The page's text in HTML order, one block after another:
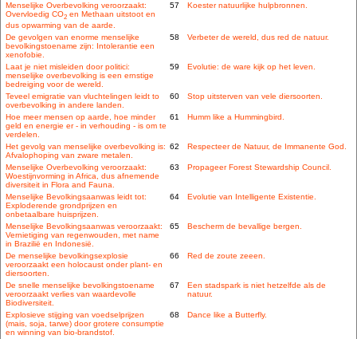
Menselijke Overbevolking veroorzaakt:
Overvloedig CO2 en Methaan uitstoot en
dus opwarming van de aarde.
57 Koester natuurlijke hulpbronnen.
De gevolgen van enorme menselijke
bevolkingstoename zijn: Intolerantie een
xenofobie.
58 Verbeter de wereld, dus red de natuur.
Laat je niet misleiden door politici:
menselijke overbevolking is een ernstige
bedreiging voor de wereld.
59 Evolutie: de ware kijk op het leven.
Teveel emigratie van vluchtelingen leidt to
overbevolking in andere landen.
60 Stop uitsterven van vele diersoorten.
Hoe meer mensen op aarde, hoe minder
geld en energie er - in verhouding - is om te
verdelen.
61 Humm like a Hummingbird.
Het gevolg van menselijke overbevolking is:
Afvalophoping van zware metalen.
62 Respecteer de Natuur, de Immanente God.
Menselijke Overbevolking veroorzaakt:
Woestijnvorming in Africa, dus afnemende
diversiteit in Flora and Fauna.
63 Propageer Forest Stewardship Council.
Menselijke Bevolkingsaanwas leidt tot:
Exploderende grondprijzen en
onbetaalbare huisprijzen.
64 Evolutie van Intelligente Existentie.
Menselijke Bevolkingsaanwas veroorzaakt:
Vernietiging van regenwouden, met name
in Brazilië en Indonesië.
65 Bescherm de bevallige bergen.
De menselijke bevolkingsexplosie
veroorzaakt een holocaust onder plant- en
diersoorten.
66 Red de zoute zeeen.
De snelle menselijke bevolkingstoename
veroorzaakt verlies van waardevolle
Biodiversiteit.
67
Een stadspark is niet hetzelfde als de
natuur.
Explosieve stijging van voedselprijzen
(mais, soja, tarwe) door grotere consumptie
en winning van bio-brandstof.
68 Dance like a Butterfly.